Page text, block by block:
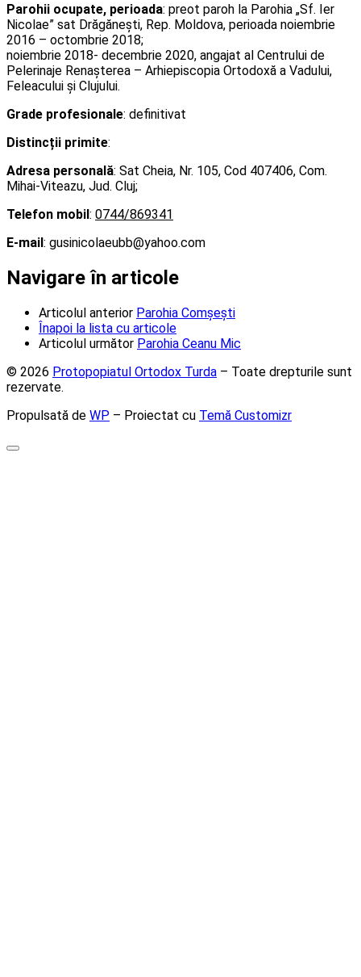
Parohii ocupate, perioada: preot paroh la Parohia „Sf. Ier
Nicolae” sat Drăgănești, Rep. Moldova, perioada noiembrie
2016 – octombrie 2018;
noiembrie 2018- decembrie 2020, angajat al Centrului de
Pelerinaje Renașterea – Arhiepiscopia Ortodoxă a Vadului,
Feleacului și Clujului.
Grade profesionale: definitivat
Distincții primite:
Adresa personală: Sat Cheia, Nr. 105, Cod 407406, Com.
Mihai-Viteazu, Jud. Cluj;
Telefon mobil: 0744/869341
E-mail: gusinicolaeubb@yahoo.com
Navigare în articole
Articolul anterior Parohia Comșești
Înapoi la lista cu articole
Articolul următor Parohia Ceanu Mic
© 2026 Protopopiatul Ortodox Turda – Toate drepturile sunt
rezervate.
Propulsată de WP – Proiectat cu Temă Customizr